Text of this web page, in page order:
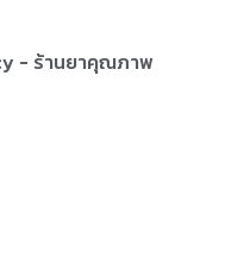
- ร้านยาคุณภาพ